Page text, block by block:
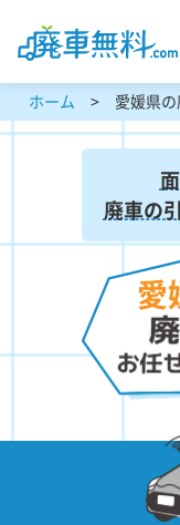
ホーム 愛媛県
愛
廃車の